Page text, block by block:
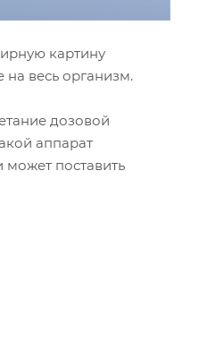
картину
весь организм.
дозовой
аппарат
может поставить